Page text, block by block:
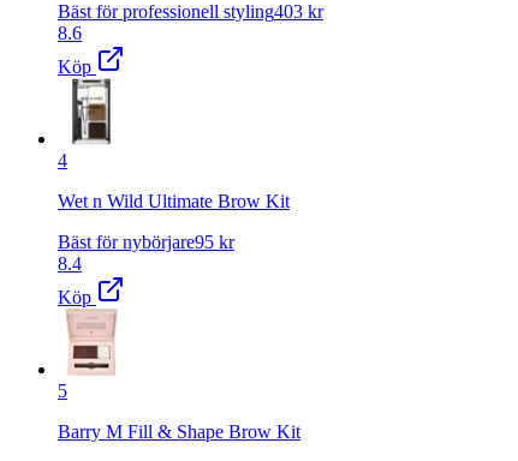
Bäst för professionell styling403 kr
8.6
Köp
4
Wet n Wild Ultimate Brow Kit
Bäst för nybörjare95 kr
8.4
Köp
5
Barry M Fill & Shape Brow Kit